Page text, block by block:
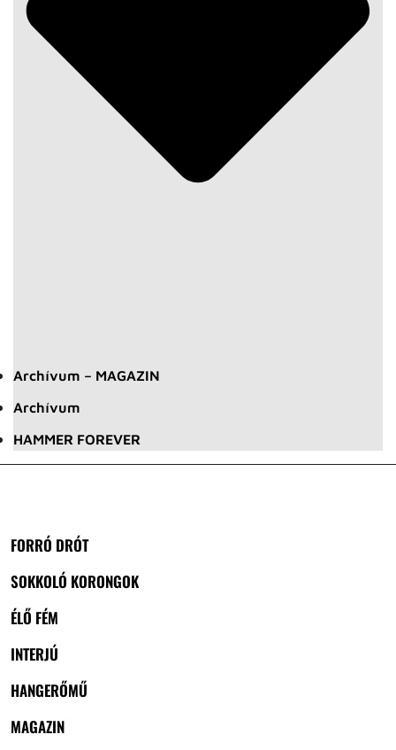
Archívum – MAGAZIN
Archívum
HAMMER FOREVER
FORRÓ DRÓT
SOKKOLÓ KORONGOK
ÉLŐ FÉM
INTERJÚ
HANGERŐMŰ
MAGAZIN